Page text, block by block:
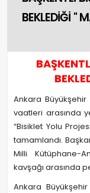
BEKLEDİĞİ "
Ankara Büyükşehir
vaatleri arasında
“Bisiklet Yolu
tamamlandı.
Milli Kütüphane-
kavşağı arasında
Ankara